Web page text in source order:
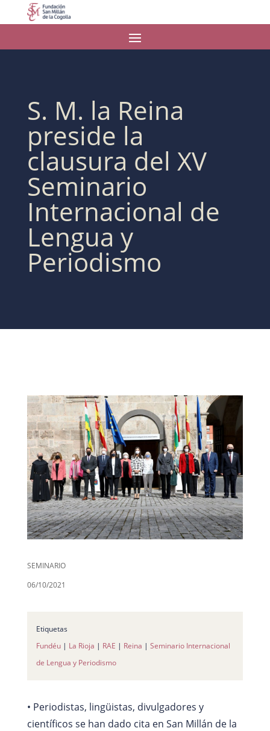
S. M. la Reina
preside la
clausura del XV
Seminario
Internacional de
Lengua y
Periodismo
SEMINARIO
06/10/2021
Etiquetas
Fundéu| La Rioja | RAE | Reina | Seminario Internacional
de Lengua y Periodismo
• Periodistas, lingüistas, divulgadores y
científicos se han dado cita en San Millán de la